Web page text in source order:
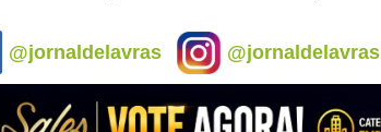
@jornaldelavras @jornaldelavras